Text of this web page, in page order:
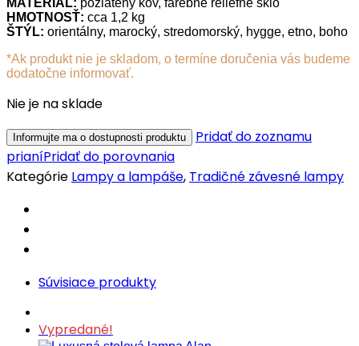
HMOTNOSŤ: cca 1,2 kg
ŠTÝL: orientálny, marocký, stredomorský, hygge, etno, boho
*Ak produkt nie je skladom, o termíne doručenia vás budeme
dodatočne informovať.
Nie je na sklade
Pridať do zoznamu
prianíPridať do porovnania
Kategórie Lampy a lampáše, Tradičné závesné lampy
Súvisiace produkty
Vypredané!